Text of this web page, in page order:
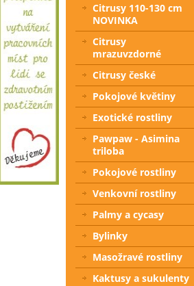
Citrusy 110-130 cm
NOVINKA
Citrusy
mrazuvzdorné
Citrusy české
Pokojové květiny
Exotické rostliny
Pawpaw - Asimina
triloba
Pokojové rostliny
Venkovní rostliny
Palmy a cycasy
Bylinky
Masožravé rostliny
Kaktusy a sukulenty